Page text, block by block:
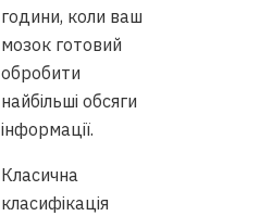
години, коли ваш
мозок готовий
обробити
найбільші обсяги
інформації.
Класична
класифікація